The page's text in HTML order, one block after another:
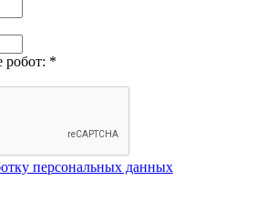
робот: *
персональных данных